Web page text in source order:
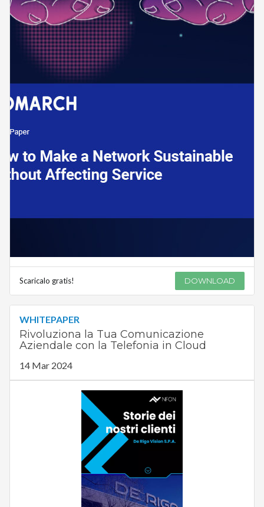
Scaricalo gratis! DOWNLOAD
WHITEPAPER
Rivoluziona la Tua Comunicazione
Aziendale con la Telefonia in Cloud
14 Mar 2024